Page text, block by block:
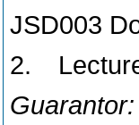
JSD003
2.
Guarantor: